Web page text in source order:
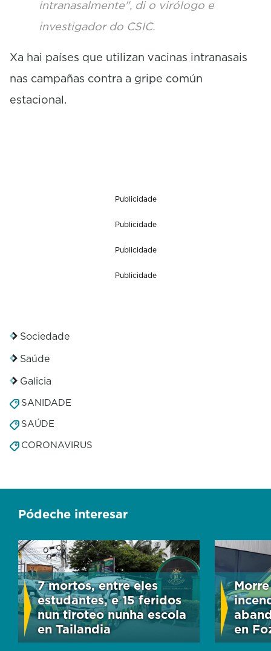
intranasalmente", di o virólogo e
investigador do CSIC.
Xa hai países que utilizan vacinas intranasais
nas campañas contra a gripe común
estacional.
Publicidade
Publicidade
Publicidade
Publicidade
Sociedade
Saúde
Galicia
SANIDADE
SAÚDE
CORONAVIRUS
Pódeche interesar
7 mortos, entre eles
estudantes, e 15 feridos
nun tiroteo nunha escola
en Tailandia
en